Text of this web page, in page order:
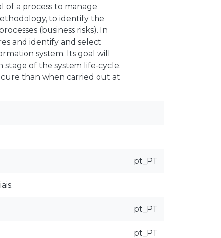
a process to manage
to identify the
(business risks). In
and identify and select
system. Its goal will
of the system life-cycle.
than when carried out at
pt_PT
pt_PT
pt_PT